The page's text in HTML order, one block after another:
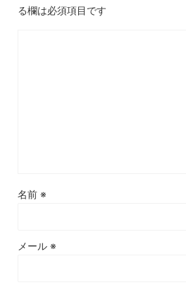
る欄は必須項目です
名前 ※
メール ※